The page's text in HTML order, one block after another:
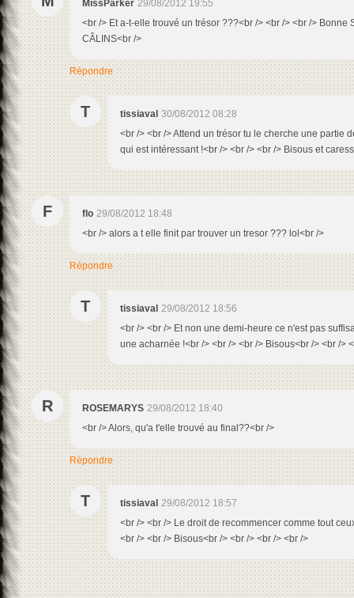
MissParker 29/08/2012 19:55
<br /> Et a-t-elle trouvé un trésor ???<br /> <br /> <br /> Bonne
CÂLINS<br />
Répondre
T tissiaval 30/08/2012 08:28
<br /> <br /> Attend un trésor tu le cherche une partie
qui est intéressant !<br /> <br /> <br /> Bisous et
F flo 29/08/2012 18:48
<br /> alors a t elle finit par trouver un tresor ??? lol<br />
Répondre
T tissiaval 29/08/2012 18:56
<br /> <br /> Et non une demi-heure ce n'est pas
une acharnée !<br /> <br /> <br /> Bisous<br /> <br />
R ROSEMARYS 29/08/2012 18:40
<br /> Alors, qu'a t'elle trouvé au final??<br />
Répondre
T tissiaval 29/08/2012 18:57
<br /> <br /> Le droit de recommencer comme tout
<br /> <br /> Bisous<br /> <br /> <br /> <br />